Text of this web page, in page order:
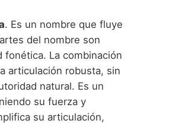
. Es un nombre que fluye
del nombre son
fonética. La combinación
articulación robusta, sin
natural. Es un
su fuerza y
su articulación,